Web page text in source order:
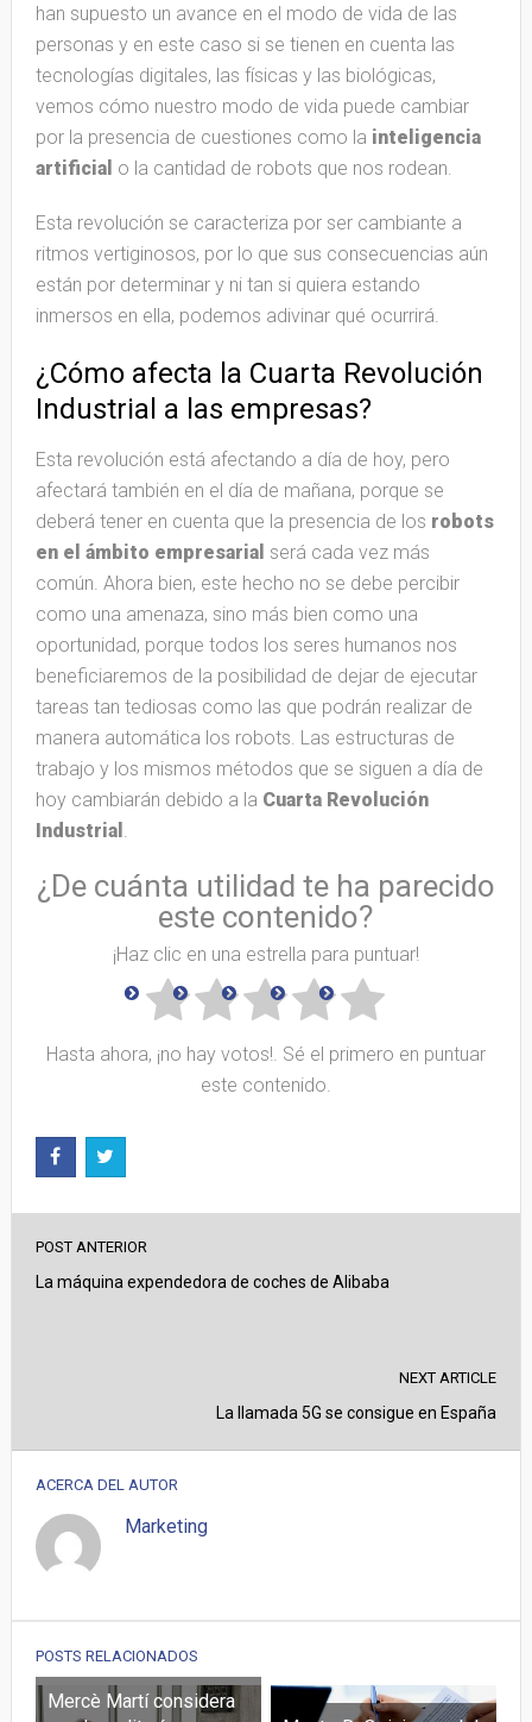
han supuesto un avance en el modo de vida de las
personas y en este caso si se tienen en cuenta las
tecnologías digitales, las físicas y las biológicas,
vemos cómo nuestro modo de vida puede cambiar
por la presencia de cuestiones como la inteligencia
artificial o la cantidad de robots que nos rodean.
Esta revolución se caracteriza por ser cambiante a
ritmos vertiginosos, por lo que sus consecuencias aún
están por determinar y ni tan si quiera estando
inmersos en ella, podemos adivinar qué ocurrirá.
¿Cómo afecta la Cuarta Revolución
Industrial a las empresas?
Esta revolución está afectando a día de hoy, pero
afectará también en el día de mañana, porque se
deberá tener en cuenta que la presencia de los robots
en el ámbito empresarial será cada vez más
común. Ahora bien, este hecho no se debe percibir
como una amenaza, sino más bien como una
oportunidad, porque todos los seres humanos nos
beneficiaremos de la posibilidad de dejar de ejecutar
tareas tan tediosas como las que podrán realizar de
manera automática los robots. Las estructuras de
trabajo y los mismos métodos que se siguen a día de
hoy cambiarán debido a la Cuarta Revolución
Industrial
¿De cuánta utilidad te ha parecido
este contenido?
¡Haz clic en una estrella para puntuar!
Hasta ahora, ¡no hay votos!. Sé el primero en puntuar
este contenido.
POST ANTERIOR
La máquina expendedora de coches de Alibaba
NEXT ARTICLE
La llamada 5G se consigue en España
ACERCA DEL AUTOR
Marketing
POSTS RELACIONADOS
Mercè Martí considera